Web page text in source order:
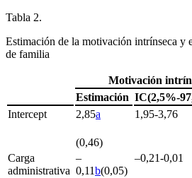
Tabla 2.
Estimación de la motivación intrínseca y
de familia
Motivación
Estimación IC(2,5%-
Intercept
2,85a 1,95-3,76
(0,46)
Carga
administrativa
–
0,11b(0,05)
–0,21-0,01